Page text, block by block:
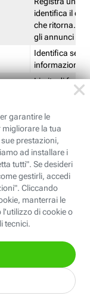
identifica il
che ritorna.
gli annunci
Identifica se
informazioni
Limite di
ricontrollare
corrispondenti
(impostata da
Identifica se
ricontrollare
corrispondenti
(impostata da
Identifica
Identifica la
banner
Identifica la
per il banner